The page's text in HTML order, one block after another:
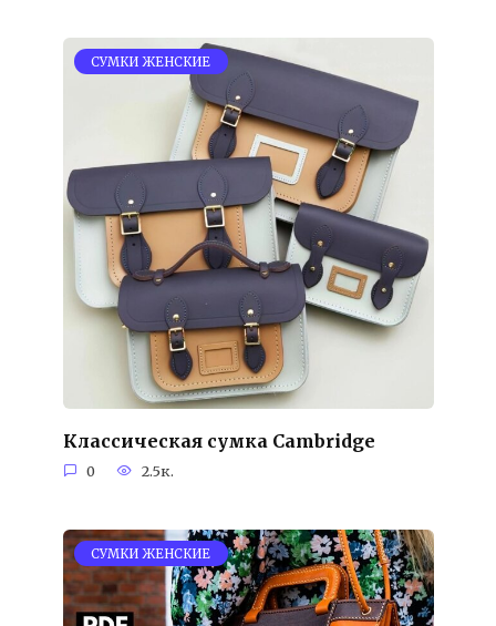
СУМКИ ЖЕНСКИЕ
Классическая сумка Cambridge
0 2.5к.
СУМКИ ЖЕНСКИЕ